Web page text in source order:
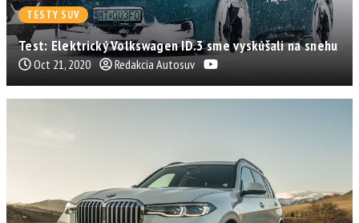
TESTY SUV
Test: Elektrický Volkswagen ID.3 sme vyskúšali na snehu
Oct 21, 2020 Redakcia Autosuv